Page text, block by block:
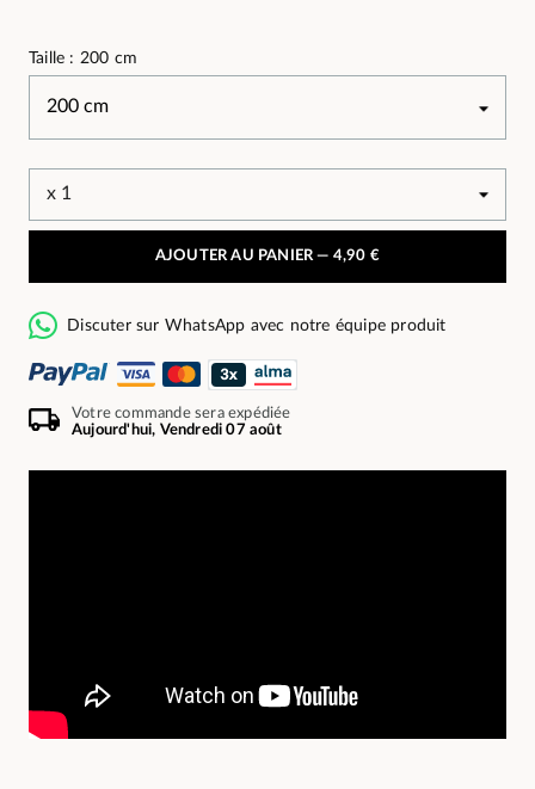
Taille : 200 cm
AJOUTER AU PANIER — 4,90 €
Discuter sur WhatsApp avec notre équipe produit
Votre commande sera expédiée
Aujourd'hui, Vendredi 07 août